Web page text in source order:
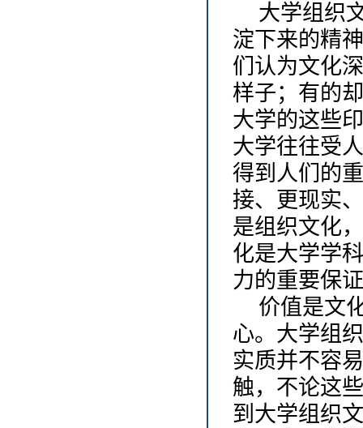
大学组织
淀下来的精
们认为文化
样子；有的
大学的这些
大学往往受
得到人们的
接、更现实
是组织文化
化是大学学
力的重要保
价值是文
心。大学组
实质并不容
触，不论这
到大学组织